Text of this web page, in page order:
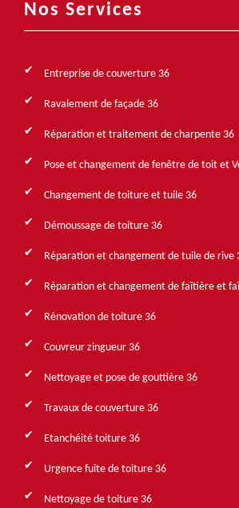
Nos Services
Entreprise de couverture 36
Ravalement de façade 36
Réparation et traitement de charpente 36
Pose et changement de fenêtre de toit et
Changement de toiture et tuile 36
Démoussage de toiture 36
Réparation et changement de tuile de rive
Réparation et changement de faîtière et
Rénovation de toiture 36
Couvreur zingueur 36
Nettoyage et pose de gouttière 36
Travaux de couverture 36
Etanchéité toiture 36
Urgence fuite de toiture 36
Nettoyage de toiture 36